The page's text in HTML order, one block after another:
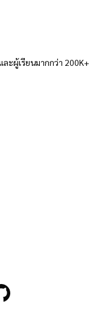
ะผู้เรียนมากกว่า 200K+